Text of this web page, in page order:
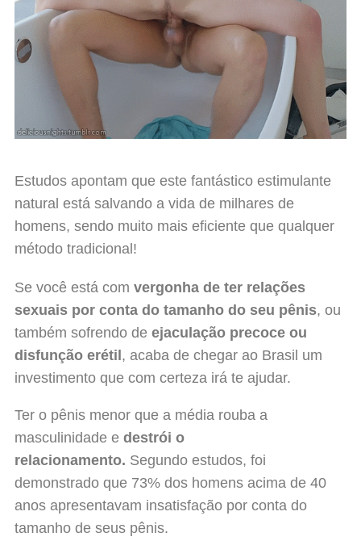
Estudos apontam que este fantástico estimulante
natural está salvando a vida de milhares de
homens, sendo muito mais eficiente que qualquer
método tradicional!
Se você está com vergonha de ter relações
sexuais por conta do tamanho do seu pênis, ou
também sofrendo de ejaculação precoce ou
disfunção erétil , acaba de chegar ao Brasil um
investimento que com certeza irá te ajudar.
Ter o pênis menor que a média rouba a
masculinidade e destrói o
relacionamento. Segundo estudos, foi
demonstrado que 73% dos homens acima de 40
anos apresentavam insatisfação por conta do
tamanho de seus pênis.